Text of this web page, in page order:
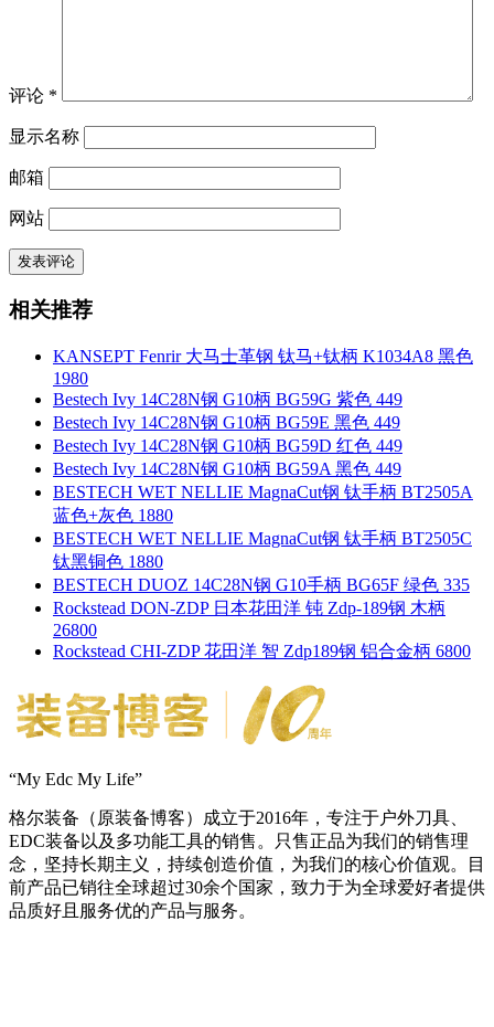
评论 *
显示名称
邮箱
网站
相关推荐
KANSEPT Fenrir 大马士革钢 钛马+钛柄 K1034A8 黑色
1980
Bestech Ivy 14C28N钢 G10柄 BG59G 紫色 449
Bestech Ivy 14C28N钢 G10柄 BG59E 黑色 449
Bestech Ivy 14C28N钢 G10柄 BG59D 红色 449
Bestech Ivy 14C28N钢 G10柄 BG59A 黑色 449
BESTECH WET NELLIE MagnaCut钢 钛手柄 BT2505A
蓝色+灰色 1880
BESTECH WET NELLIE MagnaCut钢 钛手柄 BT2505C
钛黑铜色 1880
BESTECH DUOZ 14C28N钢 G10手柄 BG65F 绿色 335
Rockstead DON-ZDP 日本花田洋 钝 Zdp-189钢 木柄
26800
Rockstead CHI-ZDP 花田洋 智 Zdp189钢 铝合金柄 6800
“My Edc My Life”
格尔装备（原装备博客）成立于2016年，专注于户外刀具、
EDC装备以及多功能工具的销售。只售正品为我们的销售理
念，坚持长期主义，持续创造价值，为我们的核心价值观。目
前产品已销往全球超过30余个国家，致力于为全球爱好者提供
品质好且服务优的产品与服务。